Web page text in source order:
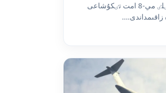
كومپانيياسىنا تيەسٸلٸ مي-8 امت تٸكۇشاعى